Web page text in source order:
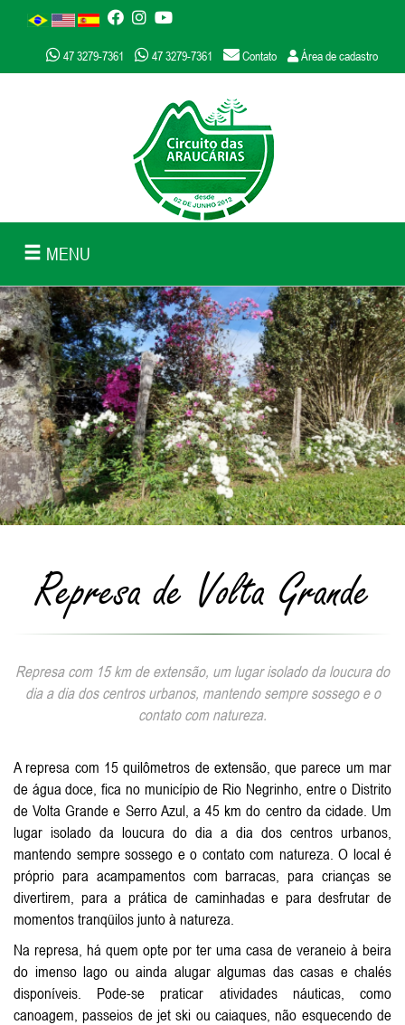
47 3279-7361 47 3279-7361 Contato Área de cadastro
MENU
Represa de Volta Grande
Represa com 15 km de extensão, um lugar isolado da loucura do
dia a dia dos centros urbanos, mantendo sempre sossego e o
contato com natureza.
A represa com 15 quilômetros de extensão, que parece um mar
de água doce, fica no município de Rio Negrinho, entre o Distrito
de Volta Grande e Serro Azul, a 45 km do centro da cidade. Um
lugar isolado da loucura do dia a dia dos centros urbanos,
mantendo sempre sossego e o contato com natureza. O local é
próprio para acampamentos com barracas, para crianças se
divertirem, para a prática de caminhadas e para desfrutar de
momentos tranqüilos junto à natureza.
Na represa, há quem opte por ter uma casa de veraneio à beira
do imenso lago ou ainda alugar algumas das casas e chalés
disponíveis. Pode-se praticar atividades náuticas, como
canoagem, passeios de jet ski ou caiaques, não esquecendo de